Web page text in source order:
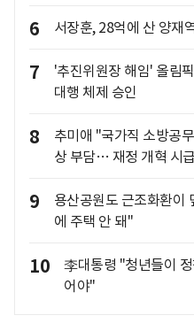
6 서장훈, 28억에 산 양재
7
'추진위원장 해임' 올림
대행 체제 승인
8
추미애 "국가직 소방공
상 부담… 재정 개혁 시
9
용산공원도 근조화환
에 주택 안 돼"
10
李대통령 "청년들이
어야"